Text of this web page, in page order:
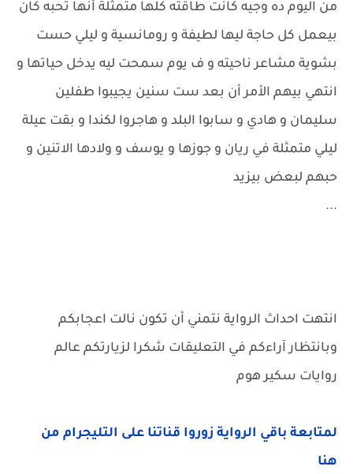
من اليوم ده وجيه كانت طاقته كلها متمثلة أنها تحبه كان
بيعمل كل حاجة ليها لطيفة و رومانسية و ليلي حست
بشوية مشاعر ناحيته و ف يوم سمحت ليه يدخل حياتها و
انتهي بيهم الأمر أن بعد ست سنين يجيبوا طفلين
سليمان و هادي و سابوا البلد و هاجروا لكندا و بقت عيلة
ليلي متمثلة في ريان و جوزها و يوسف و ولادها الاتنين و
حبهم لبعض بيزيد
...
انتهت احداث الرواية نتمني أن تكون نالت اعجابكم
وبانتظار آراءكم في التعليقات شكرا لزيارتكم عالم
روايات سكير هوم
لمتابعة باقي الرواية زوروا قناتنا على التليجرام من
هنا